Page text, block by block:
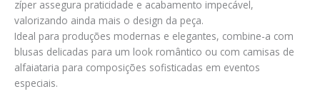
zíper assegura praticidade e acabamento impecável,
valorizando ainda mais o design da peça.
Ideal para produções modernas e elegantes, combine-a com
blusas delicadas para um look romântico ou com camisas de
alfaiataria para composições sofisticadas em eventos
especiais.